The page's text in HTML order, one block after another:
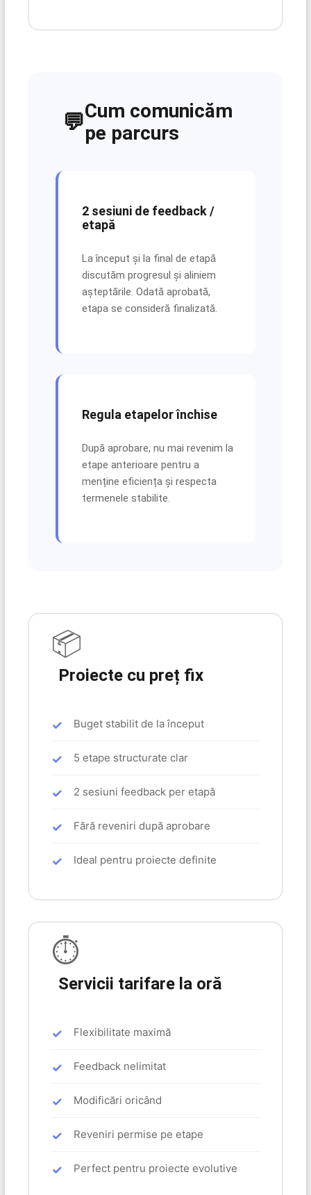
💬Cum comunicăm
pe parcurs
2 sesiuni de feedback /
etapă
La început și la final de etapă
discutăm progresul și aliniem
așteptările. Odată aprobată,
etapa se consideră finalizată.
Regula etapelor închise
După aprobare, nu mai revenim la
etape anterioare pentru a
menține eficiența și respecta
termenele stabilite.
📦
Proiecte cu preț fix
Buget stabilit de la început
5 etape structurate clar
2 sesiuni feedback per etapă
Fără reveniri după aprobare
Ideal pentru proiecte definite
⏱️
Servicii tarifare la oră
Flexibilitate maximă
Feedback nelimitat
Modificări oricând
Reveniri permise pe etape
Perfect pentru proiecte evolutive